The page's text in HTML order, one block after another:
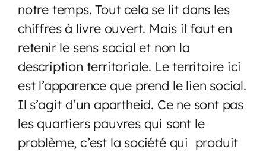
notre temps. Tout cela se lit dans les
chiffres à livre ouvert. Mais il faut en
retenir le sens social et non la
description territoriale. Le territoire ici
est l’apparence que prend le lien social.
Il s’agit d’un apartheid. Ce ne sont pas
les quartiers pauvres qui sont le
problème, c’est la société qui produit